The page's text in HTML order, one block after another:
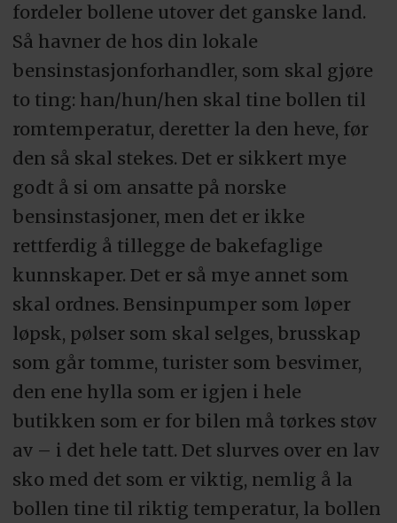
fordeler bollene utover det ganske land.
Så havner de hos din lokale
bensinstasjonforhandler, som skal gjøre
to ting: han/hun/hen skal tine bollen til
romtemperatur, deretter la den heve, før
den så skal stekes. Det er sikkert mye
godt å si om ansatte på norske
bensinstasjoner, men det er ikke
rettferdig å tillegge de bakefaglige
kunnskaper. Det er så mye annet som
skal ordnes. Bensinpumper som løper
løpsk, pølser som skal selges, brusskap
som går tomme, turister som besvimer,
den ene hylla som er igjen i hele
butikken som er for bilen må tørkes støv
av – i det hele tatt. Det slurves over en lav
sko med det som er viktig, nemlig å la
bollen tine til riktig temperatur, la bollen